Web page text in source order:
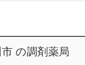
の調剤薬局